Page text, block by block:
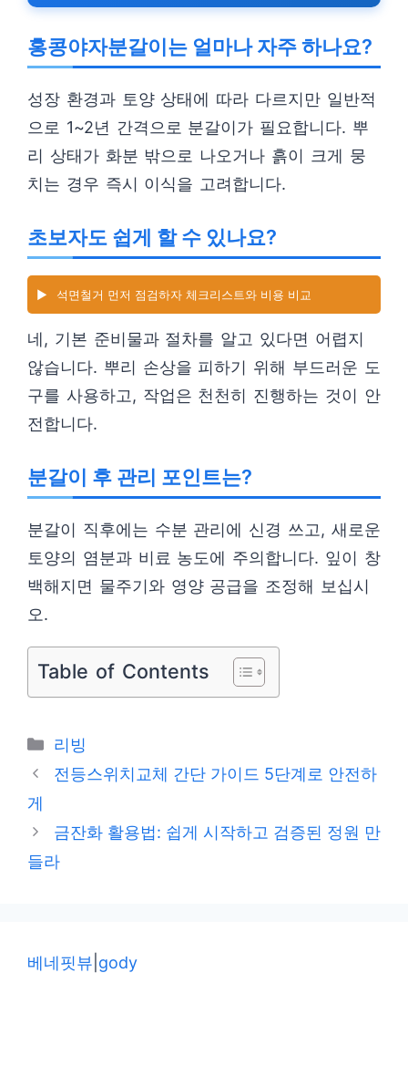
홍콩야자분갈이는 얼마나 자주 하나요?
성장 환경과 토양 상태에 따라 다르지만 일반적
으로 1~2년 간격으로 분갈이가 필요합니다. 뿌
리 상태가 화분 밖으로 나오거나 흙이 크게 뭉
치는 경우 즉시 이식을 고려합니다.
초보자도 쉽게 할 수 있나요?
▶️ 석면철거 먼저 점검하자 체크리스트와 비용 비교
네, 기본 준비물과 절차를 알고 있다면 어렵지
않습니다. 뿌리 손상을 피하기 위해 부드러운 도
구를 사용하고, 작업은 천천히 진행하는 것이 안
전합니다.
분갈이 후 관리 포인트는?
분갈이 직후에는 수분 관리에 신경 쓰고, 새로운
토양의 염분과 비료 농도에 주의합니다. 잎이 창
백해지면 물주기와 영양 공급을 조정해 보십시
오.
Table of Contents
카
테
리빙
전등스위치교체 간단 가이드 5단계로 안전하
게
금잔화 활용법: 쉽게 시작하고 검증된 정원 만
들라
베네핏뷰 gody